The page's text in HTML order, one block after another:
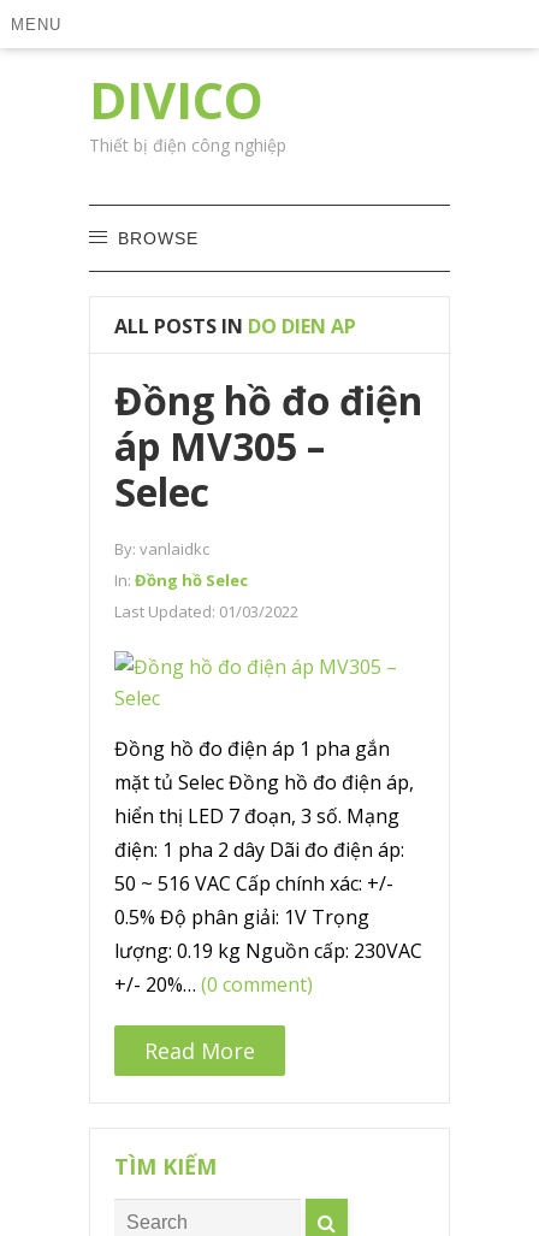
MENU
DIVICO
Thiết bị điện công nghiệp
BROWSE
ALL POSTS IN DO DIEN AP
Đồng hồ đo điện
áp MV305 –
Selec
By: vanlaidkc
In: Đồng hồ Selec
Last Updated: 01/03/2022
Đồng hồ đo điện áp 1 pha gắn
mặt tủ Selec Đồng hồ đo điện áp,
hiển thị LED 7 đoạn, 3 số. Mạng
điện: 1 pha 2 dây Dãi đo điện áp:
50 ~ 516 VAC Cấp chính xác: +/-
0.5% Độ phân giải: 1V Trọng
lượng: 0.19 kg Nguồn cấp: 230VAC
+/- 20%… (0 comment)
Read More
TÌM KIẾM